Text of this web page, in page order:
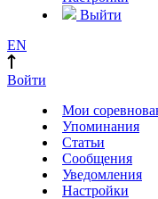
Выйти
EN
Войти
Мои
Упоминания
Статьи
Сообщения
Уведомления
Настройки